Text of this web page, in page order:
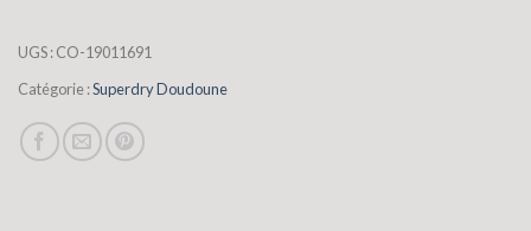
UGS :CO-19011691
Catégorie :Superdry Doudoune